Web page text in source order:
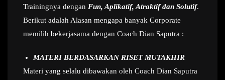
Trainingnya dengan Fun, Aplikatif, Atraktif dan Solutif.
Berikut adalah Alasan mengapa banyak Corporate
memilih bekerjasama dengan Coach Dian Saputra :
MATERI BERDASARKAN RISET MUTAKHIR
Materi yang selalu dibawakan oleh Coach Dian Saputra